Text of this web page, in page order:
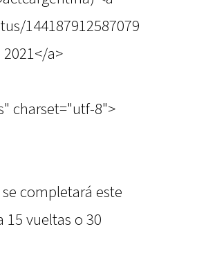
144187912587079
a>
charset="utf-8">
completará este
15 vueltas o 30